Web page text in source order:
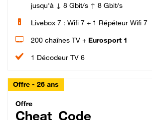
jusqu'à ↓ 8 Gbit/s ↑ 8 Gbit/s
Livebox 7 : Wifi 7 + 1 Répéteur Wifi 7
200 chaînes TV + Eurosport 1
1 Décodeur TV 6
Offre - 26 ans
Cheat_Code Fibre_18_26
Offre
Cheat_Code